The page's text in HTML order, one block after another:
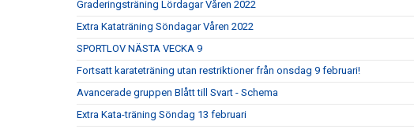
Graderingsträning Lördagar Våren 2022
Extra Kataträning Söndagar Våren 2022
SPORTLOV NÄSTA VECKA 9
Fortsatt karateträning utan restriktioner från onsdag 9 februari!
Avancerade gruppen Blått till Svart - Schema
Extra Kata-träning Söndag 13 februari